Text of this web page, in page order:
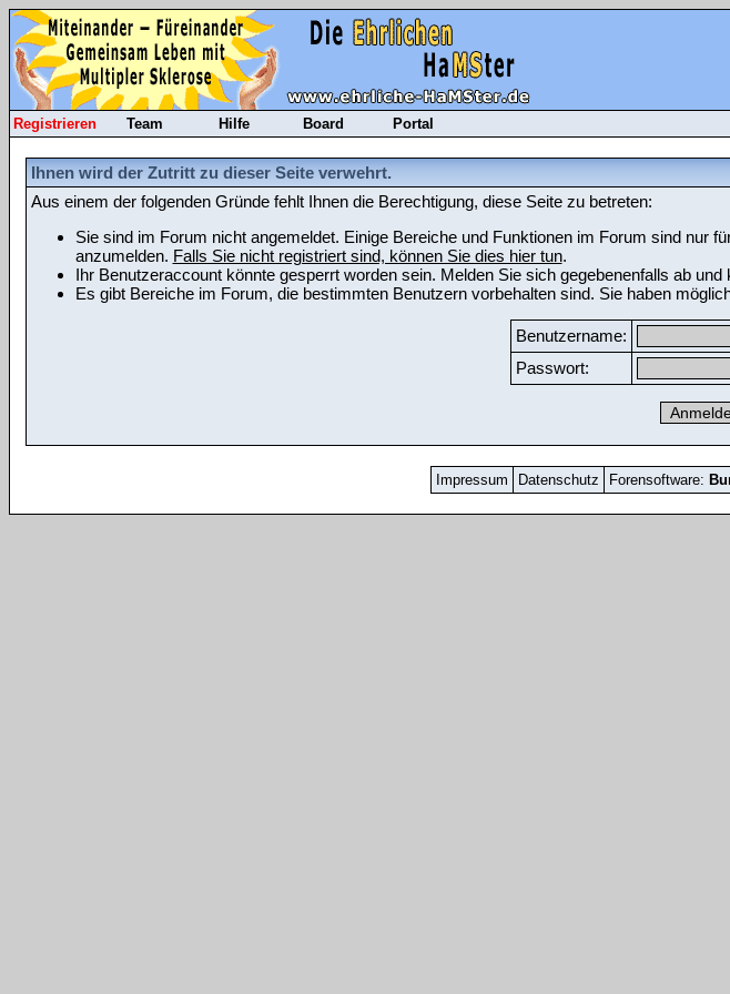
Registrieren Team Hilfe Board Portal
Ihnen wird der Zutritt zu dieser Seite verwehrt.
Aus einem der folgenden Gründe fehlt Ihnen die Berechtigung, diese Seite zu betreten:
Sie sind im Forum nicht angemeldet. Einige Bereiche und Funktionen im Forum sind nur
anzumelden. Falls Sie nicht registriert sind, können Sie dies hier tun.
Ihr Benutzeraccount könnte gesperrt worden sein. Melden Sie sich gegebenenfalls ab
Es gibt Bereiche im Forum, die bestimmten Benutzern vorbehalten sind. Sie haben
Benutzername:
Passwort:
Impressum Datenschutz Forensoftware: